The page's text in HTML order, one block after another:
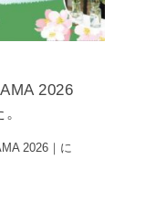
2026
2026｜に